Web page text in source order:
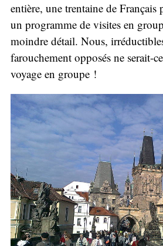
entière, une trentaine de Français
un programme de visites en
moindre détail. Nous,
farouchement opposés ne serait-
voyage en groupe !